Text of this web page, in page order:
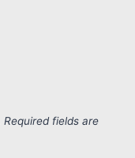
Required fields are